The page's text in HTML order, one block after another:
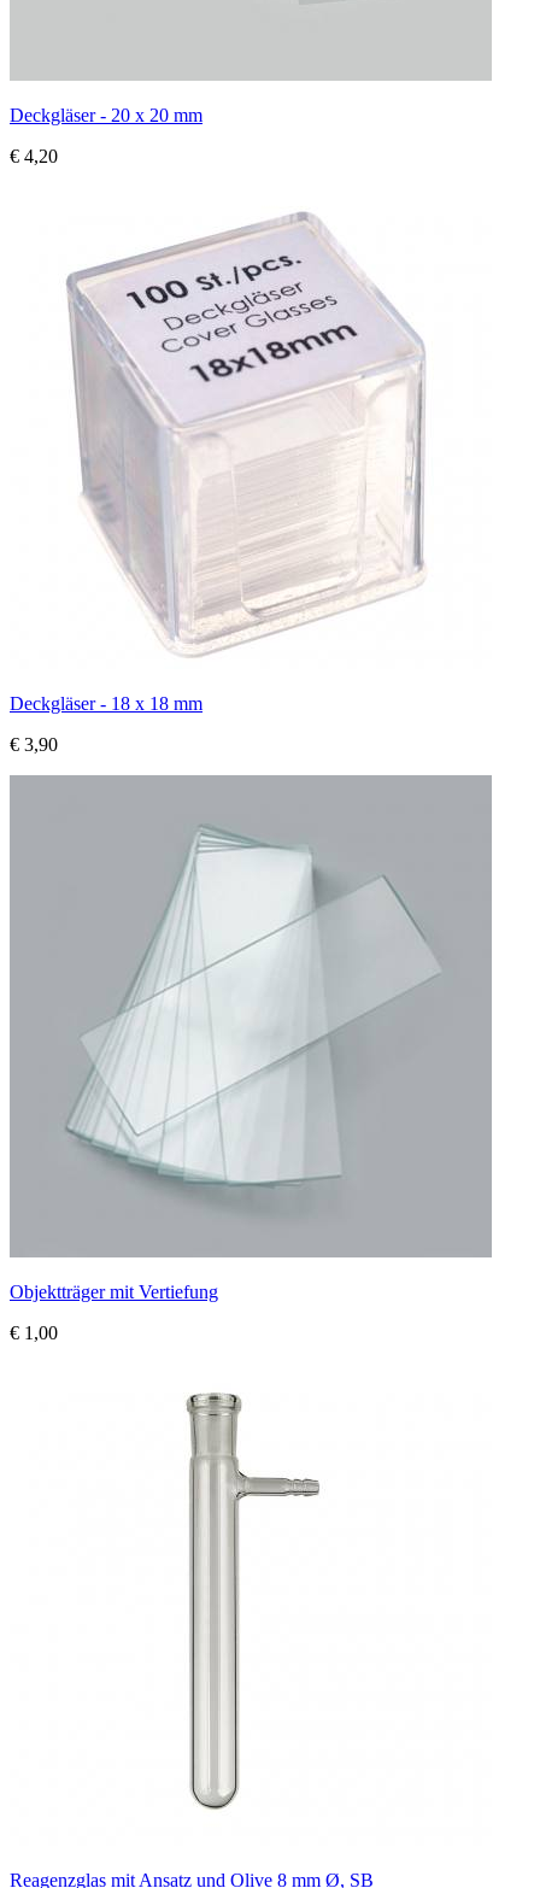
Deckgläser - 20 x 20 mm
€ 4,20
Deckgläser - 18 x 18 mm
€ 3,90
Objektträger mit Vertiefung
€ 1,00
Reagenzglas mit Ansatz und Olive 8 mm Ø, SB